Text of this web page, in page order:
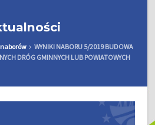
WYNIKI NABORU 5/2019 BUDOWA
DRÓG GMINNYCH LUB POWIATOWYCH